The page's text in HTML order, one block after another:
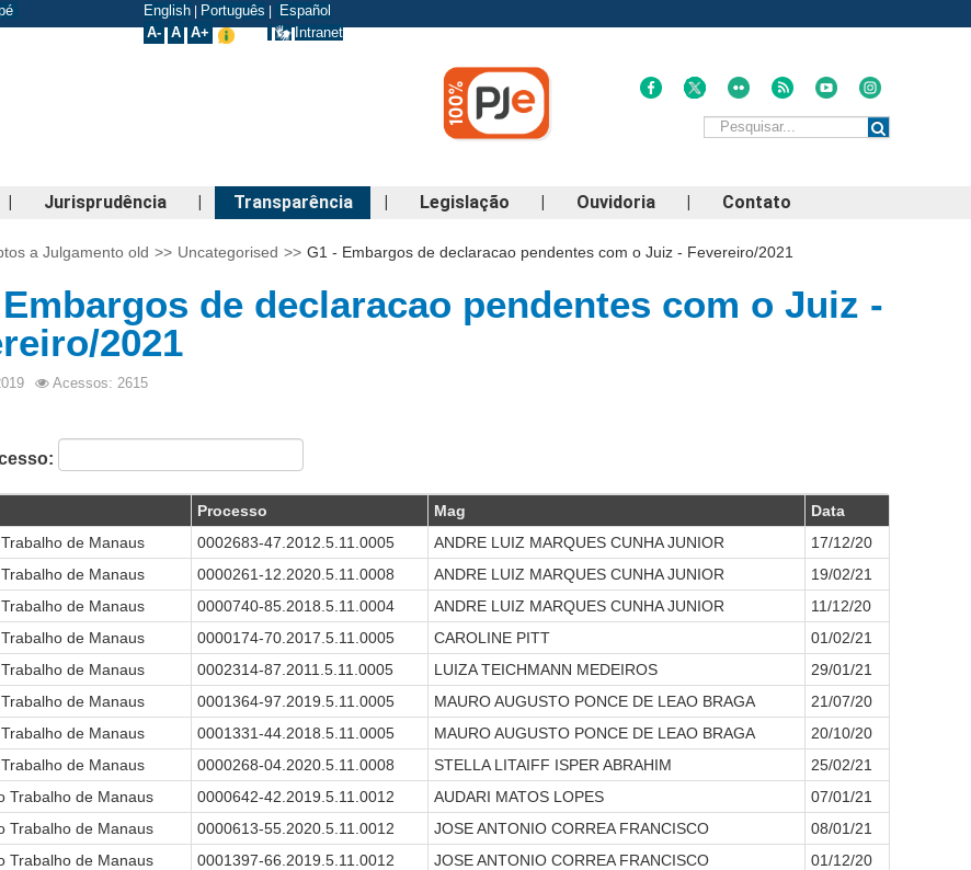
English Português
Español
A- A A+ Intranet
| Jurisprudência | Transparência | Legislação | Ouvidoria | Contato
a Julgamento old >> Uncategorised >> G1 - Embargos de declaracao pendentes com o Juiz - Fevereiro/2021
de declaracao pendentes com o Juiz -
2021
Acessos: 2615
Processo Mag
Data
de Manaus
0002683-47.2012.5.11.0005 ANDRE LUIZ MARQUES CUNHA JUNIOR
17/12/20
de Manaus
0000261-12.2020.5.11.0008 ANDRE LUIZ MARQUES CUNHA JUNIOR
19/02/21
de Manaus
0000740-85.2018.5.11.0004 ANDRE LUIZ MARQUES CUNHA JUNIOR
11/12/20
de Manaus
0000174-70.2017.5.11.0005 CAROLINE PITT
01/02/21
de Manaus
0002314-87.2011.5.11.0005 LUIZA TEICHMANN MEDEIROS
29/01/21
de Manaus
0001364-97.2019.5.11.0005 MAURO AUGUSTO PONCE DE LEAO BRAGA
21/07/20
de Manaus
0001331-44.2018.5.11.0005 MAURO AUGUSTO PONCE DE LEAO BRAGA
20/10/20
de Manaus
0000268-04.2020.5.11.0008 STELLA LITAIFF ISPER ABRAHIM
25/02/21
Trabalho de Manaus
0000642-42.2019.5.11.0012 AUDARI MATOS LOPES
07/01/21
Trabalho de Manaus
0000613-55.2020.5.11.0012 JOSE ANTONIO CORREA FRANCISCO
08/01/21
Trabalho de Manaus
0001397-66.2019.5.11.0012 JOSE ANTONIO CORREA FRANCISCO
01/12/20